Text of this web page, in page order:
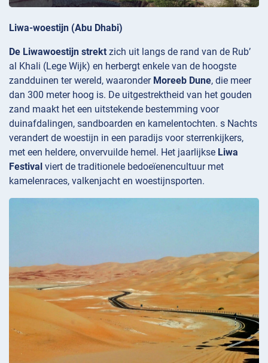
Liwa-woestijn (Abu Dhabi)
De Liwawoestijn strekt zich uit langs de rand van de Rub’
al Khali (Lege Wijk) en herbergt enkele van de hoogste
zandduinen ter wereld, waaronder Moreeb Dune, die meer
dan 300 meter hoog is. De uitgestrektheid van het gouden
zand maakt het een uitstekende bestemming voor
duinafdalingen, sandboarden en kamelentochten. s Nachts
verandert de woestijn in een paradijs voor sterrenkijkers,
met een heldere, onvervuilde hemel. Het jaarlijkse Liwa
Festival viert de traditionele bedoeïenencultuur met
kamelenraces, valkenjacht en woestijnsporten.